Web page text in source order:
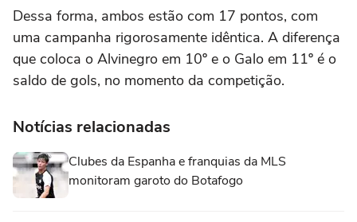
Dessa forma, ambos estão com 17 pontos, com
uma campanha rigorosamente idêntica. A diferença
que coloca o Alvinegro em 10º e o Galo em 11º é o
saldo de gols, no momento da competição.
Notícias relacionadas
Clubes da Espanha e franquias da MLS
monitoram garoto do Botafogo